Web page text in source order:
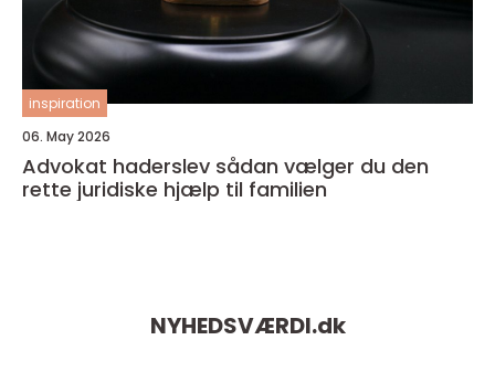
inspiration
06. May 2026
Advokat haderslev sådan vælger du den
rette juridiske hjælp til familien
NYHEDSVÆRDI.dk